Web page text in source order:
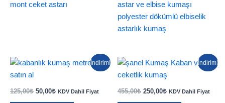
mont ceket astarı
astar ve elbise kumaşı
polyester dökümlü elbiselik
astarlık kumaş
İndirim!
125,00₺ Orijinal
50,00₺Şu
KDV Dahil Fiyat
İndirim!
455,00₺ Orijinal
250,00₺Şu
KDV Dahil Fiyat